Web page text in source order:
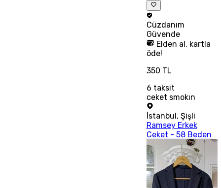
Cüzdanım
Güvende
Elden al, kartla
öde!
350 TL
6 taksit
ceket smokın
İstanbul , Şişli
Ramsey Erkek
Ceket - 58 Beden